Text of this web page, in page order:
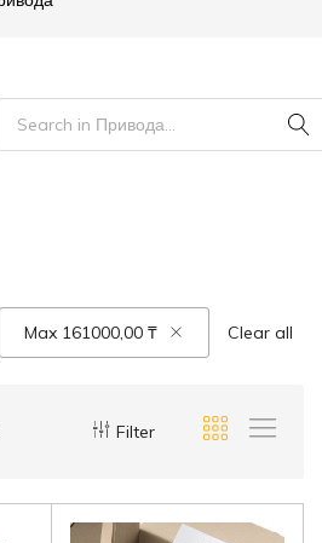
Max 161000,00 ₸ Clear all
Filter